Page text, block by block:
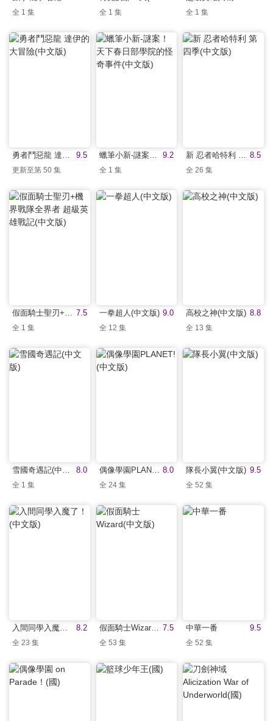
全 1 集 全 1 集 全 1 集
9.5
更新至第 50 集
9.2
全 1 集
8.5
全 26 集
7.5
全 1 集
9.0
一拳超人(中文版)
全 12 集
8.8
高校之神(中文版)
全 13 集
8.0
雪國奇遇記(中文版)
全 1 集
8.0
偶像學園PLANET!(中文版)
全 24 集
9.5
隊長小翼(中文版)
全 52 集
8.2
全 23 集
7.5
假面騎士Wizard(中文版)
全 53 集
9.5
中華一番
全 52 集